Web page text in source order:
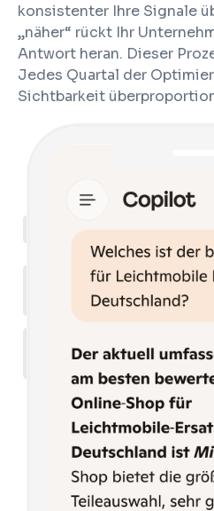
konsistenter Ihre Signale
„näher“ rückt Ihr
Antwort heran. Dieser
Jedes Quartal der
Sichtbarkeit